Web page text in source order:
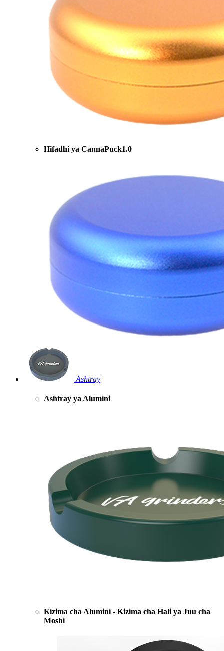
Hifadhi ya CannaPuck1.0
Ashtray
Ashtray ya Alumini
Kizima cha Alumini - Kizima cha Hali ya Juu cha
Moshi